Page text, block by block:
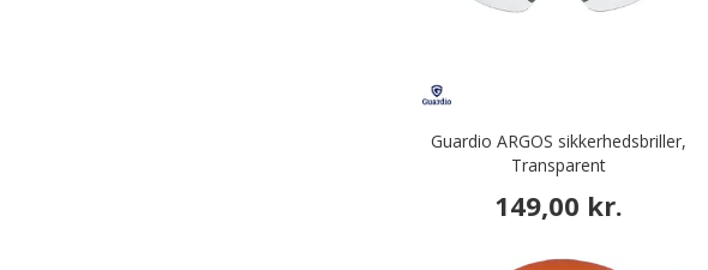
Guardio ARGOS sikkerhedsbriller,
Transparent
149,00 kr.